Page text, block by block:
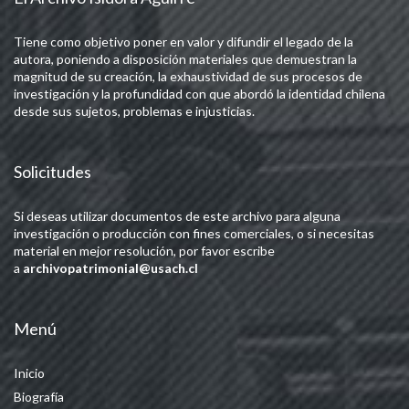
Tiene como objetivo poner en valor y difundir el legado de la
autora, poniendo a disposición materiales que demuestran la
magnitud de su creación, la exhaustividad de sus procesos de
investigación y la profundidad con que abordó la identidad chilena
desde sus sujetos, problemas e injusticias.
Solicitudes
Si deseas utilizar documentos de este archivo para alguna
investigación o producción con fines comerciales, o si necesitas
material en mejor resolución, por favor escribe
a archivopatrimonial@usach.cl
Menú
Inicio
Biografía